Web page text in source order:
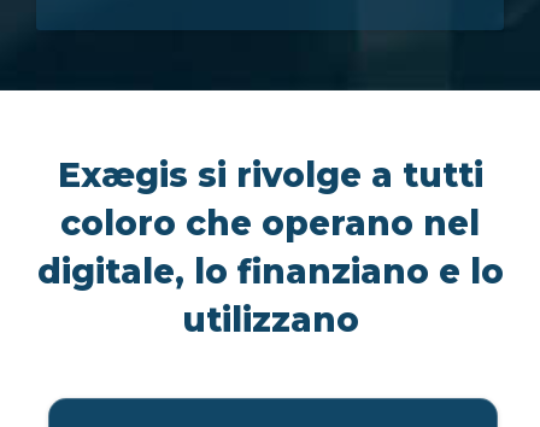
Exægis si rivolge a tutti
coloro che operano nel
digitale, lo finanziano e lo
utilizzano